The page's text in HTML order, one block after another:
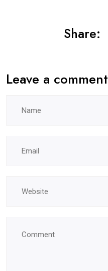
Share:
Leave a comment